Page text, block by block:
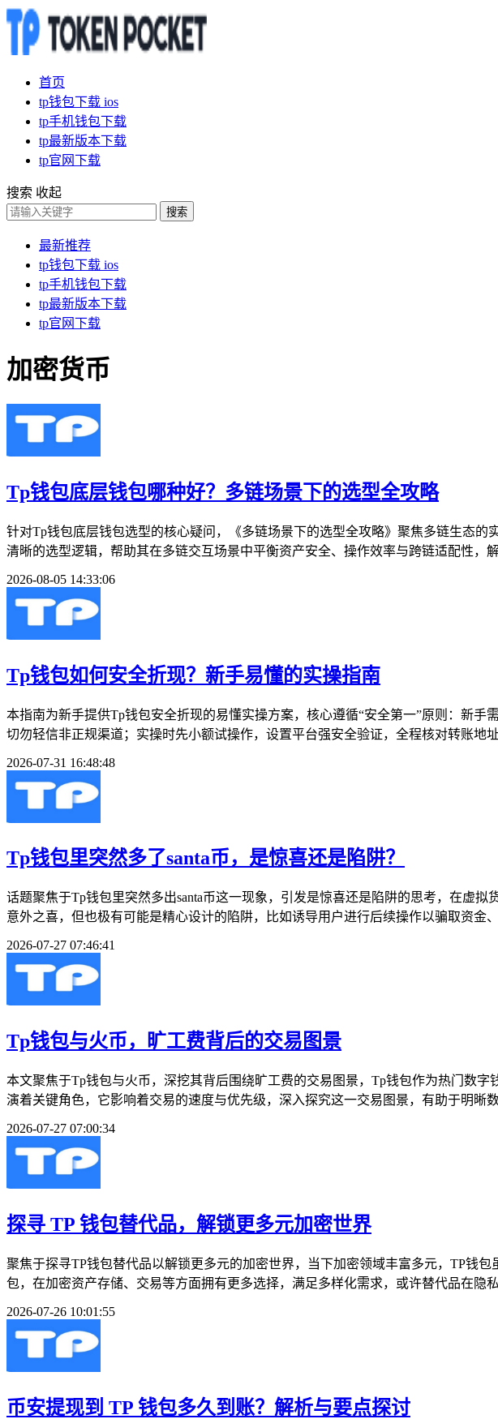
首页
tp钱包下载 ios
tp手机钱包下载
tp最新版本下载
tp官网下载
搜索 收起
搜索
最新推荐
tp钱包下载 ios
tp手机钱包下载
tp最新版本下载
tp官网下载
加密货币
Tp钱包底层钱包哪种好？多链场景下的选型全攻略
针对Tp钱包底层钱包选型的核心疑问，《多链场景下的选型全攻略》聚焦多链生态
清晰的选型逻辑，帮助其在多链交互场景中平衡资产安全、操作效率与跨链适配性
2026-08-05 14:33:06
Tp钱包如何安全折现？新手易懂的实操指南
本指南为新手提供Tp钱包安全折现的易懂实操方案，核心遵循“安全第一”原则：新
切勿轻信非正规渠道；实操时先小额试操作，设置平台强安全验证，全程核对转账
2026-07-31 16:48:48
Tp钱包里突然多了santa币，是惊喜还是陷阱？
话题聚焦于Tp钱包里突然多出santa币这一现象，引发是惊喜还是陷阱的思考，在虚
意外之喜，但也极有可能是精心设计的陷阱，比如诱导用户进行后续操作以骗取资
2026-07-27 07:46:41
Tp钱包与火币，旷工费背后的交易图景
本文聚焦于Tp钱包与火币，深挖其背后围绕旷工费的交易图景，Tp钱包作为热门数
演着关键角色，它影响着交易的速度与优先级，深入探究这一交易图景，有助于明
2026-07-27 07:00:34
探寻 TP 钱包替代品，解锁更多元加密世界
聚焦于探寻TP钱包替代品以解锁更多元的加密世界，当下加密领域丰富多元，TP钱
包，在加密资产存储、交易等方面拥有更多选择，满足多样化需求，或许替代品在
2026-07-26 10:01:55
币安提现到 TP 钱包多久到账？解析与要点探讨